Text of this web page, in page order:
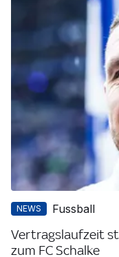
NEWS Fussball
Vertragslaufzeit
zum FC Schalke